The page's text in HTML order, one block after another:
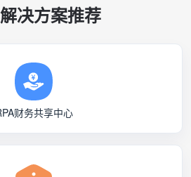
决方案推荐
财务共享中心